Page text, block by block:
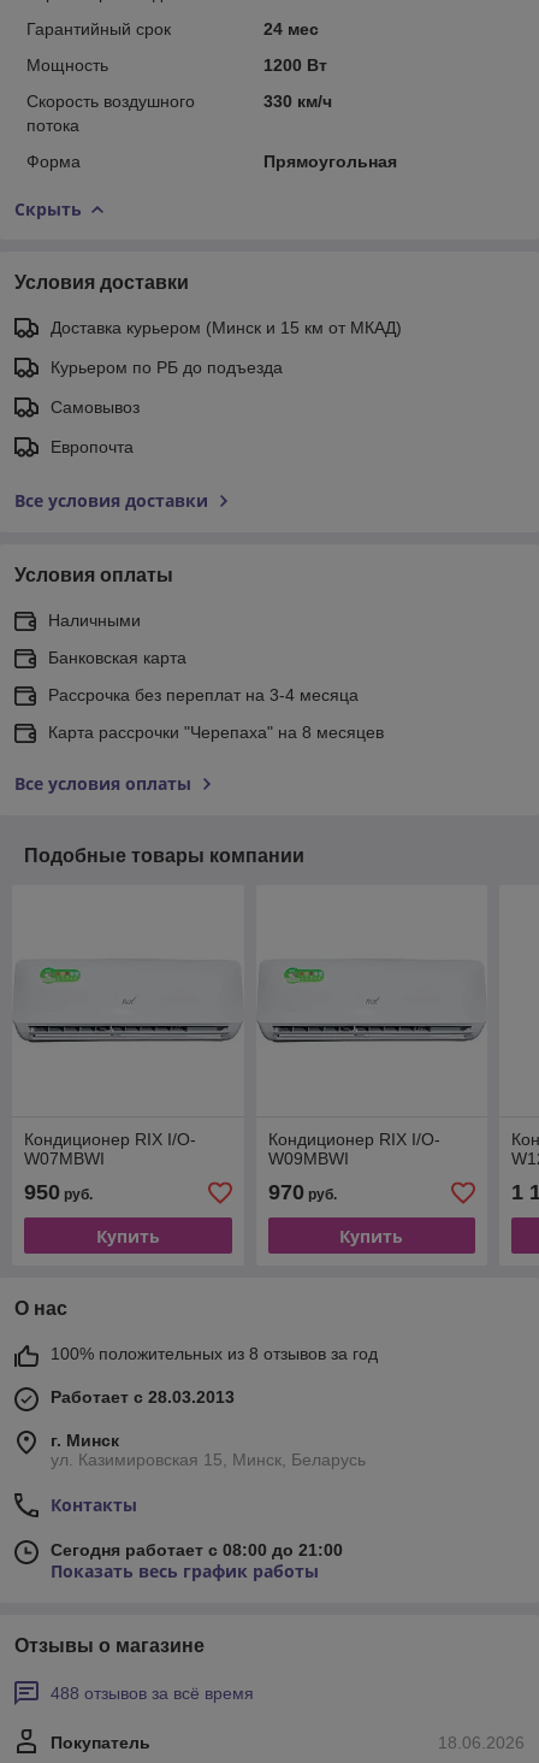
Гарантийный срок
24 мес
Мощность
1200 Вт
Скорость воздушного
потока
330 км/ч
Форма Прямоугольная
Скрыть
Условия доставки
Доставка курьером (Минск и 15 км от МКАД)
Курьером по РБ до подъезда
Самовывоз
Европочта
Все условия доставки
Условия оплаты
Наличными
Банковская карта
Рассрочка без переплат на 3-4 месяца
Карта рассрочки "Черепаха" на 8 месяцев
Все условия оплаты
Подобные товары компании
Кондиционер RIX I/O-
W07MBWI
950 руб.
Купить
Кондиционер RIX I/O-
W09MBWI
970руб.
Купить
1
О нас
100% положительных из 8 отзывов за год
Работает с 28.03.2013
г. Минск
ул. Казимировская 15, Минск, Беларусь
Контакты
Сегодня работает с 08:00 до 21:00
Показать весь график работы
Отзывы о магазине
488 отзывов за всё время
18.06.2026
Покупатель